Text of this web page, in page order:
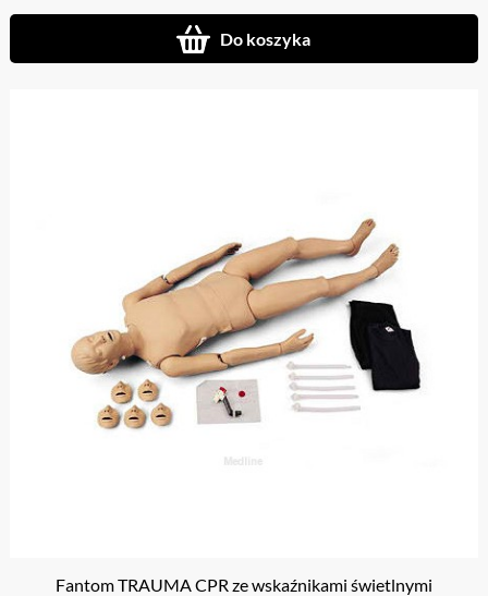
Do koszyka
Fantom TRAUMA CPR ze wskaźnikami świetlnymi